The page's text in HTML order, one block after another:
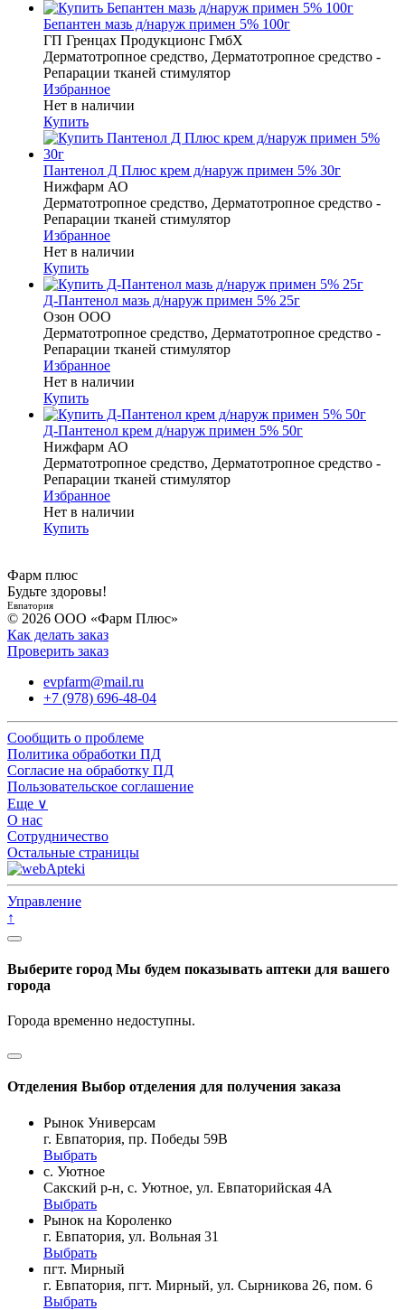
Бепантен мазь д/наруж примен 5% 100г
ГП Гренцах Продукционс ГмбХ
Дерматотропное средство, Дерматотропное средство -
Репарации тканей стимулятор
Избранное
Нет в наличии
Купить
Пантенол Д Плюс крем д/наруж примен 5% 30г
Нижфарм АО
Дерматотропное средство, Дерматотропное средство -
Репарации тканей стимулятор
Избранное
Нет в наличии
Купить
Д-Пантенол мазь д/наруж примен 5% 25г
Озон ООО
Дерматотропное средство, Дерматотропное средство -
Репарации тканей стимулятор
Избранное
Нет в наличии
Купить
Д-Пантенол крем д/наруж примен 5% 50г
Нижфарм АО
Дерматотропное средство, Дерматотропное средство -
Репарации тканей стимулятор
Избранное
Нет в наличии
Купить
Фарм плюс
Будьте здоровы!
Евпатория
© 2026 ООО «Фарм Плюс»
Как делать заказ
Проверить заказ
evpfarm@mail.ru
+7 (978) 696-48-04
Сообщить о проблеме
Политика обработки ПД
Согласие на обработку ПД
Пользовательское соглашение
Еще ∨
О нас
Сотрудничество
Остальные страницы
Управление
↑
Выберите город Мы будем показывать аптеки для вашего
города
Города временно недоступны.
Отделения Выбор отделения для получения заказа
Рынок Универсам
г. Евпатория, пр. Победы 59В
Выбрать
с. Уютное
Сакский р-н, с. Уютное, ул. Евпаторийская 4А
Выбрать
Рынок на Короленко
г. Евпатория, ул. Вольная 31
Выбрать
пгт. Мирный
г. Евпатория, пгт. Мирный, ул. Сырникова 26, пом. 6
Выбрать